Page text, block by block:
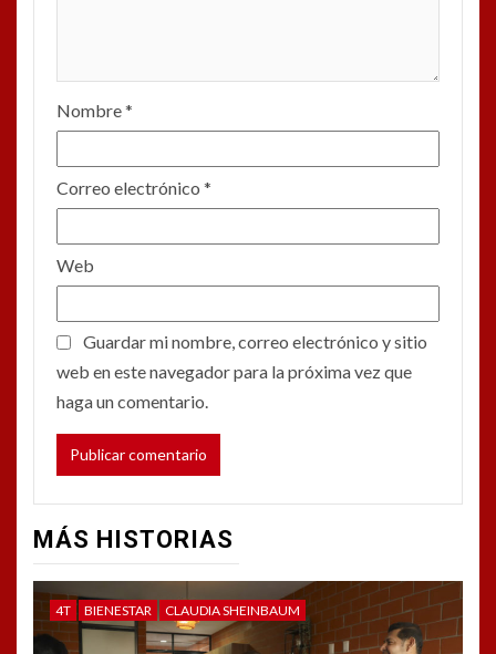
Nombre*
Correo electrónico *
Web
Guardar mi nombre, correo electrónico y sitio
web en este navegador para la próxima vez que
haga un comentario.
MÁS HISTORIAS
4T BIENESTAR CLAUDIA SHEINBAUM